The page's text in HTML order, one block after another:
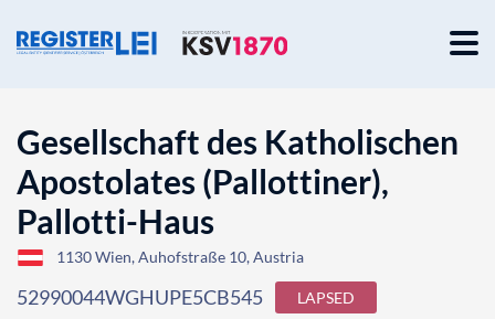
Gesellschaft des Katholischen
Apostolates (Pallottiner),
Pallotti-Haus
1130 Wien, Auhofstraße 10, Austria
52990044WGHUPE5CB545 LAPSED